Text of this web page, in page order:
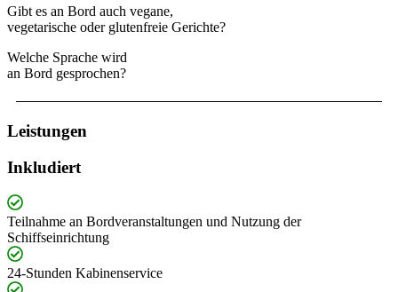
Gibt es an Bord auch vegane,
vegetarische oder glutenfreie Gerichte?
Welche Sprache wird
an Bord gesprochen?
Leistungen
Inkludiert
Teilnahme an Bordveranstaltungen und Nutzung der
Schiffseinrichtung
24-Stunden Kabinenservice